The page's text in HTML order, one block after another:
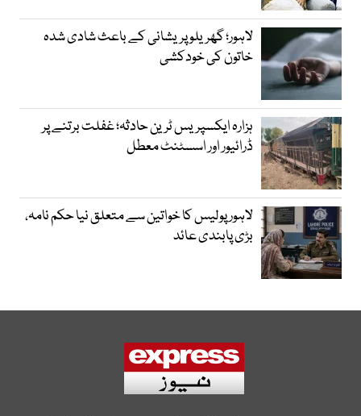
لاہور؛ گھریلو پریشانی کے باعث شادی شدہ
خاتون کی خودکشی
ہزارہ ایکسپریس ٹرین حادثہ؛ غفلت برتنے پر
ڈرائیور اور اسسٹنٹ معطل
لاہور پولیس کا خواتین سے متعلق نیا حکم نامہ،
بڑی پابندی عائد